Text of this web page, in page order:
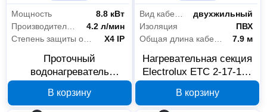
Мощность
8.8 кВт
4.2 л/мин
X4 IP
Проточный
водонагреватель
Active, арт. 1036904
В корзину
Вид кабеля
двухжильный
Изоляция
ПВХ
7.9 м
Нагревательная секция
Electrolux ETC 2-17-100
В корзину